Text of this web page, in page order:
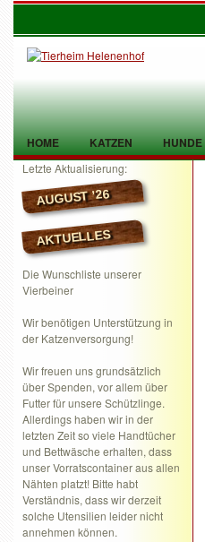
HOME KATZEN HUNDE
TIER GEFUNDEN KONTAKT
Letzte Aktualisierung:
AUGUST ’26
AKTUELLES
Die Wunschliste unserer
Vierbeiner
Wir benötigen Unterstützung in
der Katzenversorgung!
Wir freuen uns grundsätzlich
über Spenden, vor allem über
Futter für unsere Schützlinge.
Allerdings haben wir in der
letzten Zeit so viele Handtücher
und Bettwäsche erhalten, dass
unser Vorratscontainer aus allen
Nähten platzt! Bitte habt
Verständnis, dass wir derzeit
solche Utensilien leider nicht
annehmen können.